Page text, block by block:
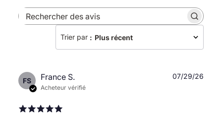
avis
Trier par : Plus récent
FS France S.
Acheteur vérifié
07/29/26